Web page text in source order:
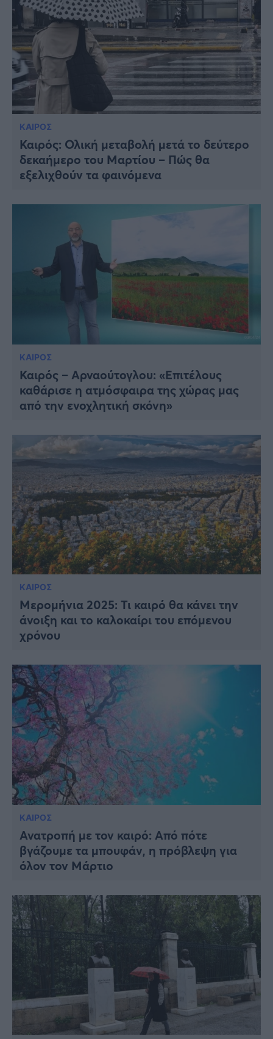
ΚΑΙΡΟΣ
Καιρός: Ολική μεταβολή μετά το δεύτερο
δεκαήμερο του Μαρτίου – Πώς θα
εξελιχθούν τα φαινόμενα
ΚΑΙΡΟΣ
Καιρός – Αρναούτογλου: «Επιτέλους
καθάρισε η ατμόσφαιρα της χώρας μας
από την ενοχλητική σκόνη»
ΚΑΙΡΟΣ
Μερομήνια 2025: Τι καιρό θα κάνει την
άνοιξη και το καλοκαίρι του επόμενου
χρόνου
ΚΑΙΡΟΣ
Ανατροπή με τον καιρό: Από πότε
βγάζουμε τα μπουφάν, η πρόβλεψη για
όλον τον Μάρτιο